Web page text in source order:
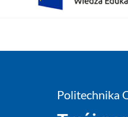
Politechnika